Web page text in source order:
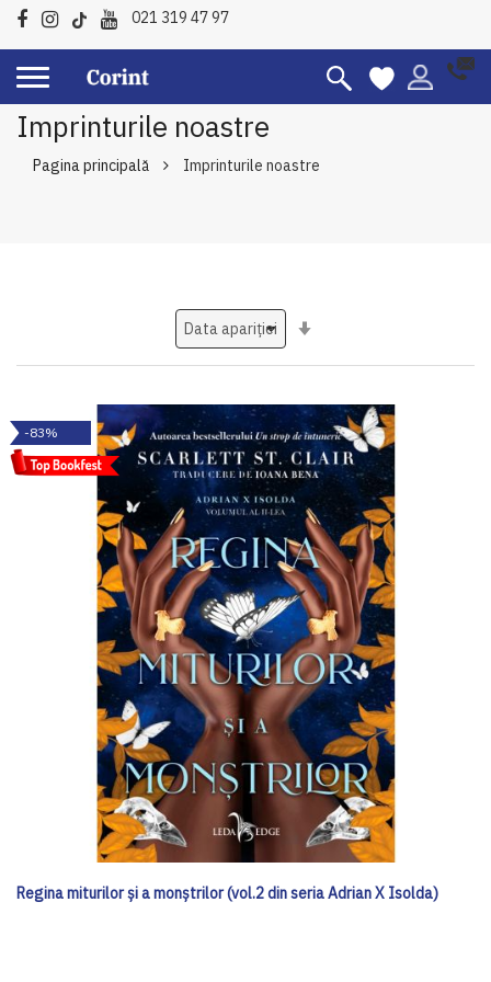
021 319 47 97
Imprinturile noastre
Pagina principală Imprinturile noastre
-83%
Regina miturilor și a monștrilor (vol.2 din seria Adrian X Isolda)